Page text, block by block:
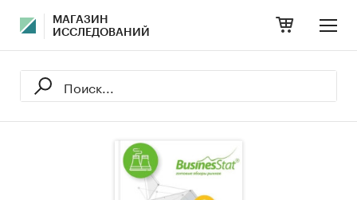
МАГАЗИН
ИССЛЕДОВАНИЙ